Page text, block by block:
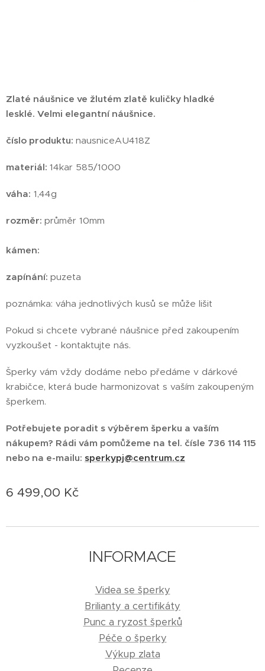
Zlaté náušnice ve žlutém zlatě kuličky hladké
lesklé. Velmi elegantní náušnice.
číslo produktu: nausniceAU418Z
materiál: 14kar 585/1000
váha: 1,44g
rozměr: průměr 10mm
kámen:
zapínání: puzeta
poznámka: váha jednotlivých kusů se může lišit
Pokud si chcete vybrané náušnice před zakoupením
vyzkoušet - kontaktujte nás.
Šperky vám vždy dodáme nebo předáme v dárkové
krabičce, která bude harmonizovat s vaším zakoupeným
šperkem.
Potřebujete poradit s výběrem šperku a vaším
nákupem? Rádi vám pomůžeme na tel. čísle 736 114 115
nebo na e-mailu: sperkypj@centrum.cz
6 499,00 Kč
INFORMACE
Videa se šperky
Brilianty a certifikáty
Punc a ryzost šperků
Péče o šperky
Výkup zlata